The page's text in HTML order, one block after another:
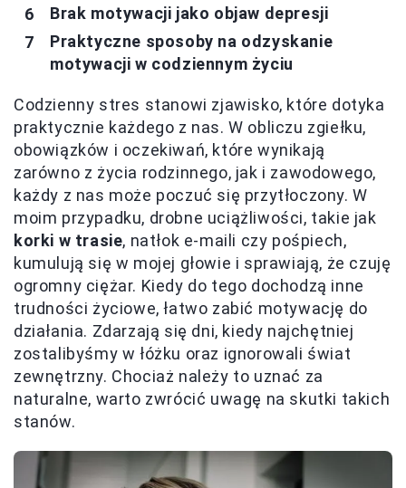
Brak motywacji jako objaw depresji
Praktyczne sposoby na odzyskanie
motywacji w codziennym życiu
Codzienny stres stanowi zjawisko, które dotyka
praktycznie każdego z nas. W obliczu zgiełku,
obowiązków i oczekiwań, które wynikają
zarówno z życia rodzinnego, jak i zawodowego,
każdy z nas może poczuć się przytłoczony. W
moim przypadku, drobne uciążliwości, takie jak
korki w trasie, natłok e-maili czy pośpiech,
kumulują się w mojej głowie i sprawiają, że czuję
ogromny ciężar. Kiedy do tego dochodzą inne
trudności życiowe, łatwo zabić motywację do
działania. Zdarzają się dni, kiedy najchętniej
zostalibyśmy w łóżku oraz ignorowali świat
zewnętrzny. Chociaż należy to uznać za
naturalne, warto zwrócić uwagę na skutki takich
stanów.